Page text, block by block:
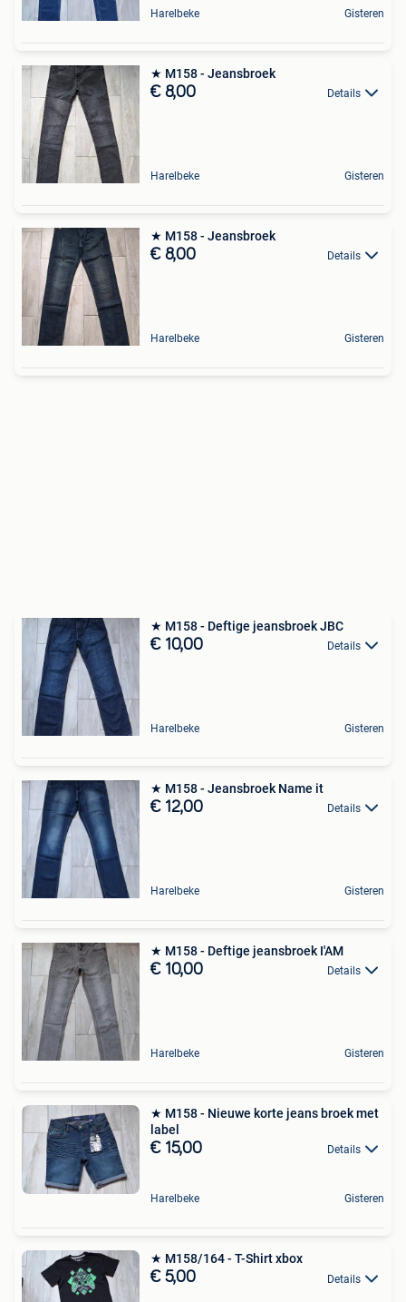
Harelbeke Gisteren
★ M158 - Jeansbroek
€ 8,00 Details
Harelbeke Gisteren
★ M158 - Jeansbroek
€ 8,00 Details
Harelbeke Gisteren
★ M158 - Deftige jeansbroek JBC
€ 10,00 Details
Harelbeke Gisteren
★ M158 - Jeansbroek Name it
€ 12,00 Details
Harelbeke Gisteren
★ M158 - Deftige jeansbroek I'AM
€ 10,00 Details
Harelbeke Gisteren
★ M158 - Nieuwe korte jeans broek met
label
€ 15,00 Details
Harelbeke Gisteren
★ M158/164 - T-Shirt xbox
€ 5,00 Details